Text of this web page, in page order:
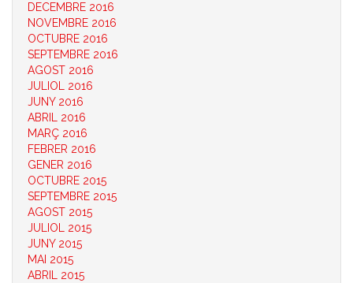
DECEMBRE 2016
NOVEMBRE 2016
OCTUBRE 2016
SEPTEMBRE 2016
AGOST 2016
JULIOL 2016
JUNY 2016
ABRIL 2016
MARÇ 2016
FEBRER 2016
GENER 2016
OCTUBRE 2015
SEPTEMBRE 2015
AGOST 2015
JULIOL 2015
JUNY 2015
MAI 2015
ABRIL 2015